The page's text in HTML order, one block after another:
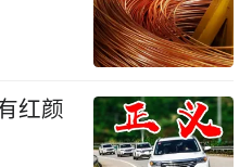
红颜